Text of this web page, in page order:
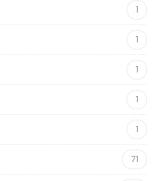
1
1
1
1
1
71